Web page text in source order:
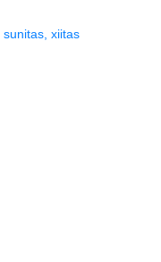
sunitas, xiitas